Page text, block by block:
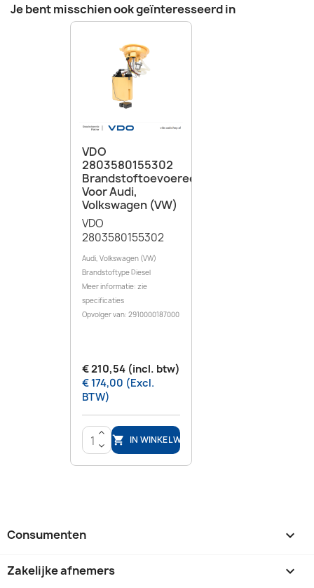
Je bent misschien ook geïnteresseerd in
VDO
2803580155302
Brandstoftoevoereenheid
Voor Audi,
Volkswagen (VW)
VDO
2803580155302
Audi, Volkswagen (VW)
Brandstoftype Diesel
Meer informatie: zie
specificaties
Opvolger van: 2910000187000
€ 210,54 (incl. btw)
€ 174,00 (Excl.
BTW)
>
<
 IN WINKELWAGEN
Consumenten 
Zakelijke afnemers 